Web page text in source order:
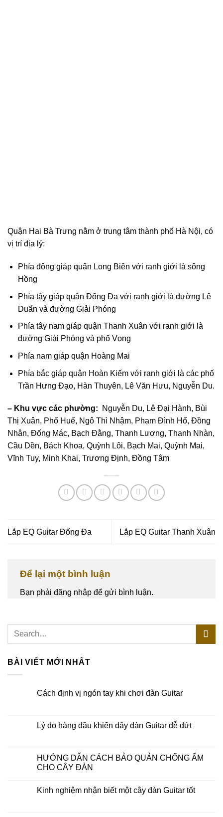
BÀI VIẾT MỚI NHẤT
Cách định vị ngón tay khi chơi đàn Guitar
Lý do hàng đầu khiến dây đàn Guitar dễ đứt
HƯỚNG DẪN CÁCH BẢO QUẢN CHỐNG ẨM
CHO CÂY ĐÀN
Kinh nghiệm nhận biết một cây đàn Guitar tốt
Quận Hai Bà Trưng nằm ở trung tâm thành phố Hà Nội, có
vị trí địa lý:
Phía đông giáp quận Long Biên với ranh giới là sông
Hồng
Phía tây giáp quận Đống Đa với ranh giới là đường Lê
Duẩn và đường Giải Phóng
Phía tây nam giáp quận Thanh Xuân với ranh giới là
đường Giải Phóng và phố Vọng
Phía nam giáp quận Hoàng Mai
Phía bắc giáp quận Hoàn Kiếmvới ranh giới là các phố
Trần Hưng Đạo, Hàn Thuyên, Lê Văn Hưu, Nguyễn Du.
– Khu vực các phường:
Nguyễn Du, Lê Đại Hành, Bùi
Thị Xuân, Phố Huế, Ngô Thì Nhậm, Phạm Đình Hổ, Đồng
Nhân, Đống Mác, Bạch Đằng, Thanh Lương, Thanh Nhàn,
Cầu Dền, Bách Khoa, Quỳnh Lôi, Bạch Mai, Quỳnh Mai,
Vĩnh Tuy, Minh Khai, Trương Định, Đồng Tâm
Lắp EQ Guitar Đống Đa Lắp EQ Guitar Thanh Xuân
Để lại một bình luận
Bạn phải đăng nhập để gửi bình luận.